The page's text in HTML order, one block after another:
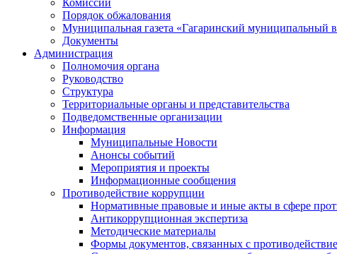
Комиссии
Порядок обжалования
Муниципальная газета «Гагаринский муниципальный
Документы
Администрация
Полномочия органа
Руководство
Структура
Территориальные органы и представительства
Подведомственные организации
Информация
Муниципальные Новости
Анонсы событий
Мероприятия и проекты
Информационные сообщения
Противодействие коррупции
Нормативные правовые и иные акты в сфере
Антикоррупционная экспертиза
Методические материалы
Формы документов, связанных с